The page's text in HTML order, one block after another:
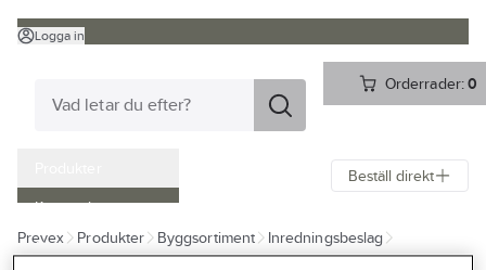
Logga in
Orderrader:0
Kampanjer
Outlet
Beställ direkt
Prevex Produkter Byggsortiment
Inredningsbeslag